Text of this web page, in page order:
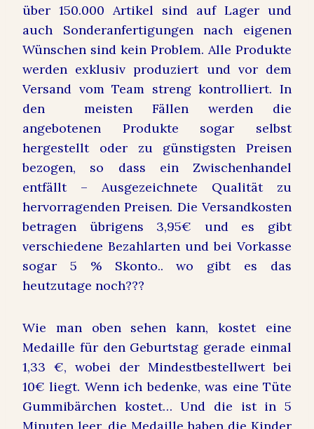
über 150.000 Artikel sind auf Lager und
auch Sonderanfertigungen nach eigenen
Wünschen sind kein Problem. Alle Produkte
werden exklusiv produziert und vor dem
Versand vom Team streng kontrolliert. In
den meisten Fällen werden die
angebotenen Produkte sogar selbst
hergestellt oder zu günstigsten Preisen
bezogen, so dass ein Zwischenhandel
entfällt – Ausgezeichnete Qualität zu
hervorragenden Preisen. Die Versandkosten
betragen übrigens 3,95€ und es gibt
verschiedene Bezahlarten und bei Vorkasse
sogar 5 % Skonto.. wo gibt es das
heutzutage noch???
Wie man oben sehen kann, kostet eine
Medaille für den Geburtstag gerade einmal
1,33 €, wobei der Mindestbestellwert bei
10€ liegt. Wenn ich bedenke, was eine Tüte
Gummibärchen kostet… Und die ist in 5